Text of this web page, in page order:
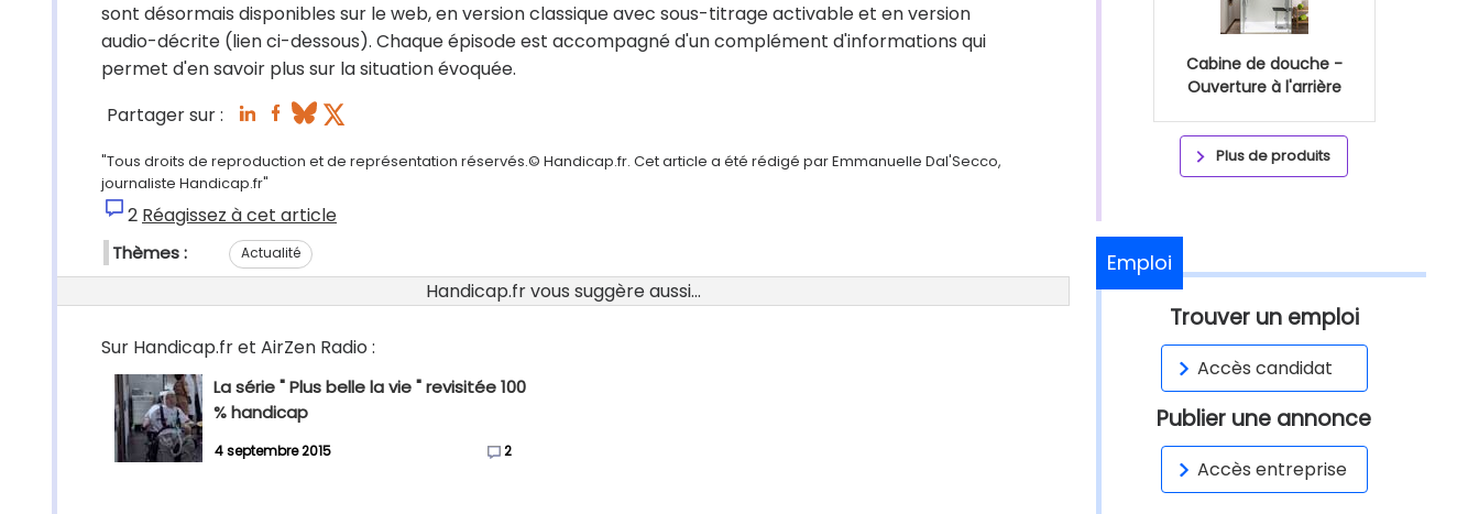
sont désormais disponibles sur le web, en version classique avec sous-titrage activable et en version
audio-décrite (lien ci-dessous). Chaque épisode est accompagné d'un complément d'informations qui
permet d'en savoir plus sur la situation évoquée.
Partager sur :
"Tous droits de reproduction et de représentation réservés.© Handicap.fr. Cet article a été rédigé par Emmanuelle Dal'Secco,
journaliste Handicap.fr"
2 Réagissez à cet article
Thèmes : Actualité
Handicap.fr vous suggère aussi...
Sur Handicap.fr et AirZen Radio :
La série " Plus belle la vie " revisitée 100
% handicap
4 septembre 2015 2
Cabine de douche -
Ouverture à l'arrière
Plus de produits
Emploi
Trouver un emploi
Accès candidat
Publier une annonce
Accès entreprise